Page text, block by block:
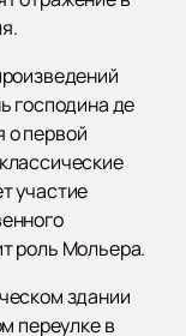
господина де
о первой
участие
роль Мольера.
здании
переулке в